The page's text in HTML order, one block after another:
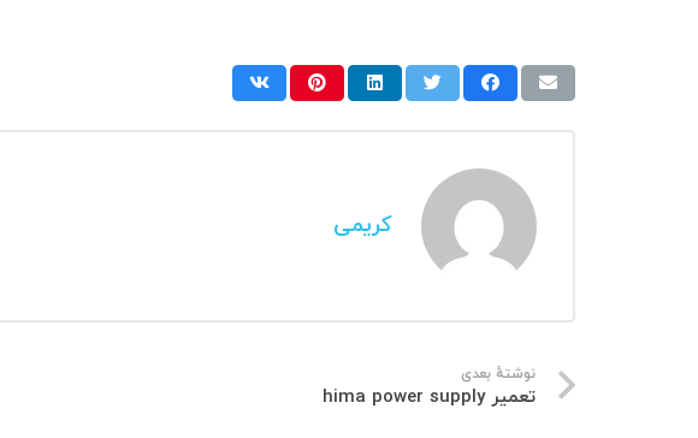
کریمی
نوشتهٔ بعدی
تعمیر hima power supply